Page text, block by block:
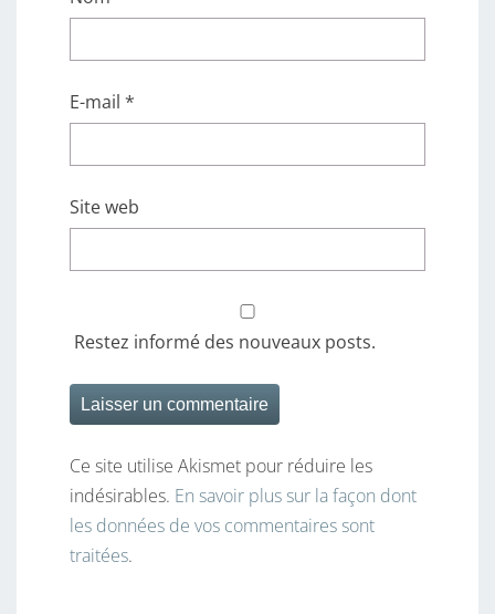
E-mail *
Site web
Restez informé des nouveaux posts.
Ce site utilise Akismet pour réduire les
indésirables. En savoir plus sur la façon dont
les données de vos commentaires sont
traitées.